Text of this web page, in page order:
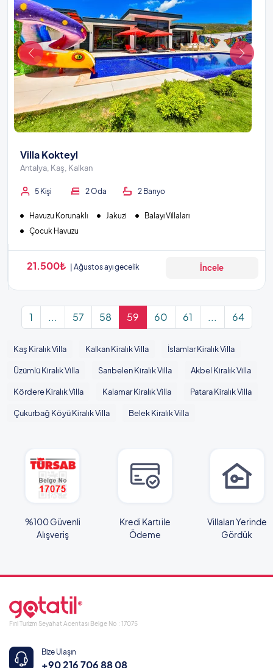
Villa Kokteyl
Antalya, Kaş, Kalkan
5 Kişi 2 Oda 2 Banyo
Havuzu Korunaklı Jakuzi
Balayı Villaları
Çocuk Havuzu
21.500₺ Ağustos ayı gecelik İncele
1 ... 57 58 59 60 61 ... 64
Kaş Kiralık Villa Kalkan Kiralık Villa İslamlar Kiralık Villa
Üzümlü Kiralık Villa Sarıbelen Kiralık Villa Akbel Kiralık Villa
Kördere Kiralık Villa Kalamar Kiralık Villa Patara Kiralık Villa
Çukurbağ Köyü Kiralık Villa Belek Kiralık Villa
%100 Güvenli
Alışveriş
Kredi Kartı ile
Ödeme
Villaları Yerinde
Gördük
Fırıl Turizm Seyahat Acentası Belge No : 17075
Bize Ulaşın
+90 216 706 88 08